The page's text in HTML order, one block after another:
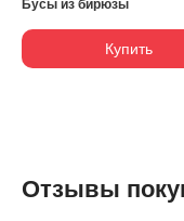
Бусы из бирюзы
Купить
Отзывы